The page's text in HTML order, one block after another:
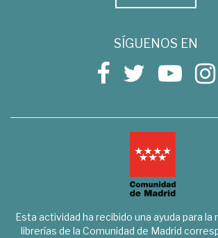
SÍGUENOS EN
Esta actividad ha recibido una ayuda para la
librerías de la Comunidad de Madrid